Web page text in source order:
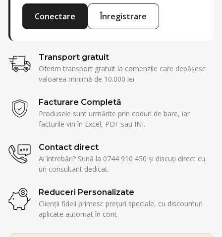
Conectare Înregistrare
Transport gratuit
Oferim transport gratuit la comenzile care depășesc
valoarea minimă de 10.000 lei
Facturare Completă
Produsele sunt urmărite prin coduri de bare, iar
facturile vin în Excel, PDF sau INI.
Contact direct
Ai întrebări? Sună la 0744 910 450 și discuți direct cu
un consultant dedicat.
Reduceri Personalizate
Clienții fideli primesc prețuri speciale, cu discounturi
aplicate automat în cont